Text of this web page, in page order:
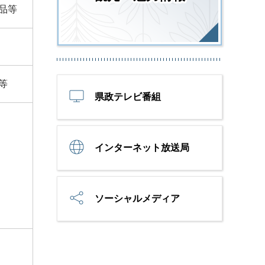
等
県政テレビ番組
インターネット放送局
ソーシャルメディア